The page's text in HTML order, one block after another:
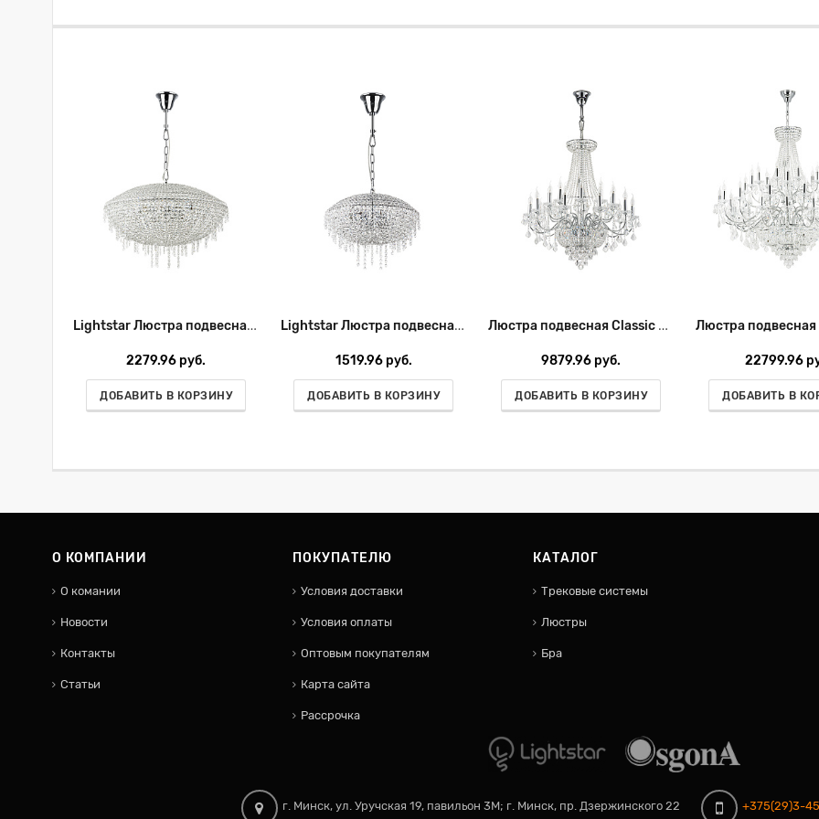
Lightstar Люстра подвесная Classic 700150
2279.96 руб.
ДОБАВИТЬ В КОРЗИНУ
Lightstar Люстра подвесная Classic 700090
1519.96 руб.
ДОБАВИТЬ В КОРЗИНУ
Люстра подвесная Classic 700294
9879.96 руб.
ДОБАВИТЬ В КОРЗИНУ
22799.96
ДОБАВИТЬ В
О КОМПАНИИ
О комании
Новости
Контакты
Статьи
ПОКУПАТЕЛЮ
Условия доставки
Условия оплаты
Оптовым покупателям
Карта сайта
Рассрочка
КАТАЛОГ
Трековые системы
Люстры
Бра
г. Минск, ул. Уручская 19, павильон 3М; г. Минск, пр. Дзержинского 22 +375(29)3-